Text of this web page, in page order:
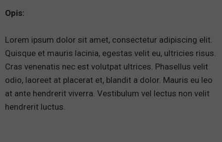
Opis:
Lorem ipsum dolor sit amet, consectetur adipiscing elit.
Quisque et mauris lacinia, egestas velit eu, ultricies risus.
Cras venenatis nec est volutpat ultrices. Phasellus velit
odio, laoreet at placerat et, blandit a dolor. Mauris eu leo
at ante hendrerit viverra. Vestibulum vel lectus non velit
hendrerit luctus.